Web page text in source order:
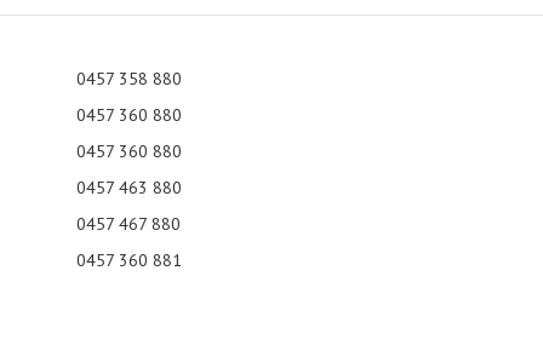
0457 358 880
0457 360 880
0457 360 880
0457 463 880
0457 467 880
0457 360 881